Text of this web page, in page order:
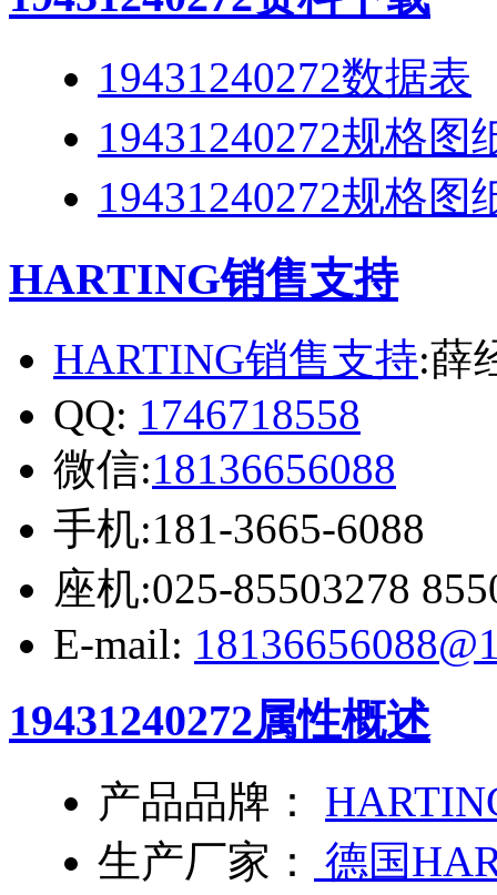
19431240272数据表
19431240272规格图
19431240272规格图
HARTING销售支持
HARTING销售支持:薛
QQ: 1746718558
微信:18136656088
手机:181-3665-6088
座机:025-85503278
E-mail:
19431240272属性概述
产品品牌：
生产厂家：
德国